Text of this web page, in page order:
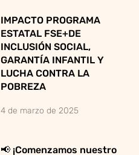
IMPACTO PROGRAMA
ESTATAL FSE+DE
INCLUSIÓN SOCIAL,
GARANTÍA INFANTIL Y
LUCHA CONTRA LA
POBREZA
4 de marzo de 2025
📢 ¡Comenzamos nuestro